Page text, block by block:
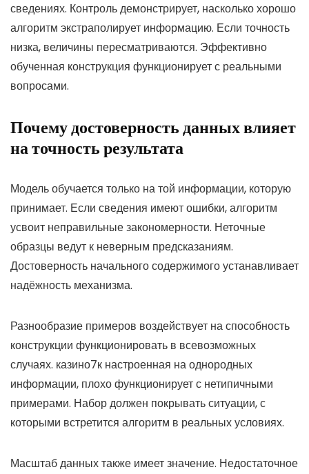
сведениях. Контроль демонстрирует, насколько хорошо
алгоритм экстраполирует информацию. Если точность
низка, величины пересматриваются. Эффективно
обученная конструкция функционирует с реальными
вопросами.
Почему достоверность данных влияет
на точность результата
Модель обучается только на той информации, которую
принимает. Если сведения имеют ошибки, алгоритм
усвоит неправильные закономерности. Неточные
образцы ведут к неверным предсказаниям.
Достоверность начального содержимого устанавливает
надёжность механизма.
Разнообразие примеров воздействует на способность
конструкции функционировать в всевозможных
случаях. казино7к настроенная на однородных
информации, плохо функционирует с нетипичными
примерами. Набор должен покрывать ситуации, с
которыми встретится алгоритм в реальных условиях.
Масштаб данных также имеет значение. Недостаточное